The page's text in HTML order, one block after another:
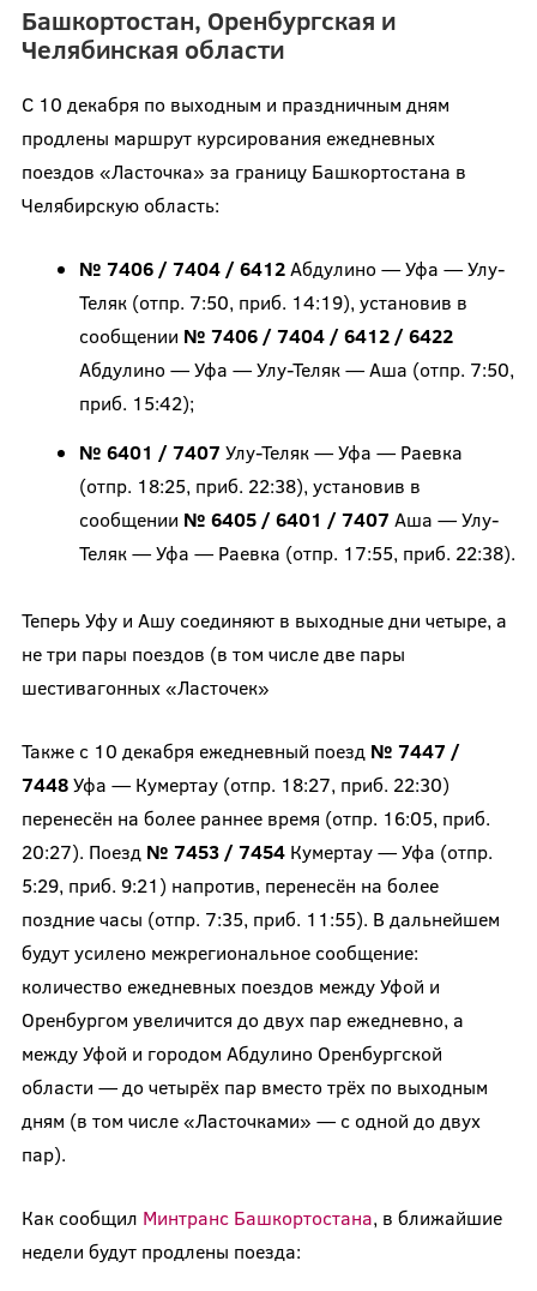
Башкортостан, Оренбургская и
Челябинская области
С 10 декабря по выходным и праздничным дням
продлены маршрут курсирования ежедневных
поездов «Ласточка» за границу Башкортостана в
Челябирскую область:
№ 7406 / 7404 / 6412Абдулино — Уфа — Улу-
Теляк (отпр. 7:50, приб. 14:19), установив в
сообщении № 7406 / 7404 / 6412 / 6422
Абдулино — Уфа — Улу-Теляк — Аша (отпр. 7:50,
приб. 15:42);
№ 6401 / 7407 Улу-Теляк — Уфа — Раевка
(отпр. 18:25, приб. 22:38), установив в
сообщении № 6405 / 6401 / 7407 Аша — Улу-
Теляк — Уфа — Раевка (отпр. 17:55, приб. 22:38).
Теперь Уфу и Ашу соединяют в выходные дни четыре, а
не три пары поездов (в том числе две пары
шестивагонных «Ласточек»
Также с 10 декабря ежедневный поезд № 7447 /
7448Уфа — Кумертау (отпр. 18:27, приб. 22:30)
перенесён на более раннее время (отпр. 16:05, приб.
20:27). Поезд № 7453 / 7454Кумертау — Уфа (отпр.
5:29, приб. 9:21) напротив, перенесён на более
поздние часы (отпр. 7:35, приб. 11:55). В дальнейшем
будут усилено межрегиональное сообщение:
количество ежедневных поездов между Уфой и
Оренбургом увеличится до двух пар ежедневно, а
между Уфой и городом Абдулино Оренбургской
области — до четырёх пар вместо трёх по выходным
дням (в том числе «Ласточками» — с одной до двух
пар).
Как сообщил Минтранс Башкортостана, в ближайшие
недели будут продлены поезда: